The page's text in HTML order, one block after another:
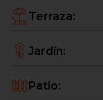
Además, su
proporciona
Una
práctico y bien
Terraza:
Jardín:
Patio: